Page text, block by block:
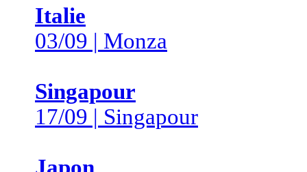
Italie
03/09 | Monza
Singapour
17/09 | Singapour